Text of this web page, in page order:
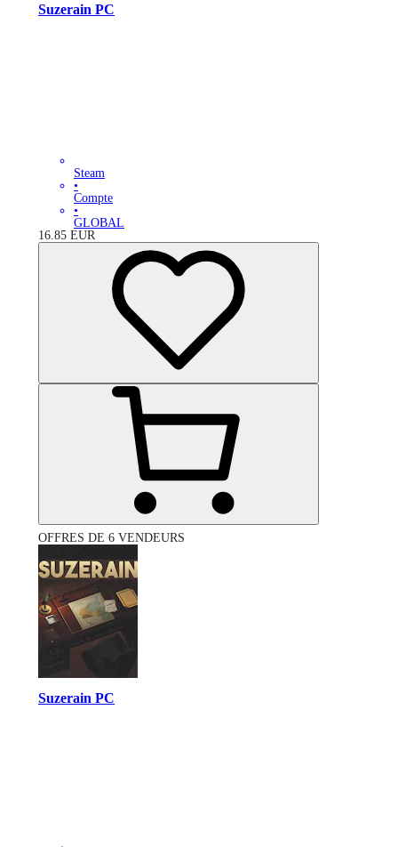
Suzerain PC
Steam
•
Compte
•
GLOBAL
16.85 EUR
OFFRES DE 6 VENDEURS
Suzerain PC